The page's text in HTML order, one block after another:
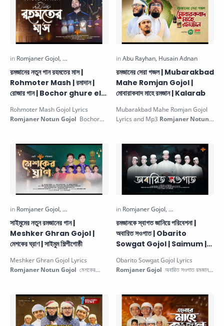
রমজানের নতুন গান রহমতের মাস |
Rohmoter Mash | রমাদান |
রোজার গান | Bochor ghure elo
Rohmoter Mash Gojol Lyrics
Romjaner Notun Gojol Bochor
রমজানের সেরা গজল | Mubarakbad
Mahe Romjan Gojol |
মোবারাকবাদ মাহে রমজান | Kalarab
Mubarakbad Mahe Romjan Gojol
Lyrics and Mp3 Romjaner Notun
সাইমুমের নতুন রমজানের গান |
Meshker Ghran Gojol |
মেশকের ঘ্রাণ | সাইমুম শিল্পীগোষ্ঠী
Meshker Ghran Gojol Lyrics
Romjaner Notun Gojol মেশকের
রমজানকে স্বাগত জানিয়ে পরিবেশনা |
অবারিত সওগাত | Obarito
Sowgat Gojol | Saimum |
Obarito Sowgat Gojol Lyrics
Romjaner Gojol অবারিত সওগাত রমজানকে